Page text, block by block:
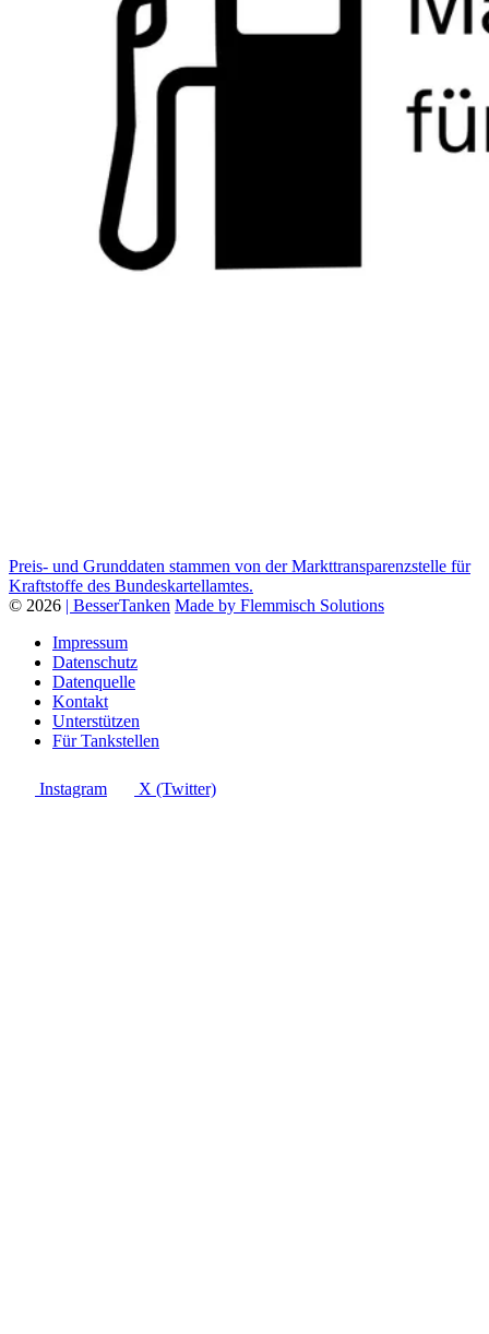
Preis- und Grunddaten stammen von der Markttransparenzstelle für
Kraftstoffe des Bundeskartellamtes.
© 2026 | BesserTanken Made by Flemmisch Solutions
Impressum
Datenschutz
Datenquelle
Kontakt
Unterstützen
Für Tankstellen
Instagram X (Twitter)